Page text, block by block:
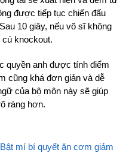
được tiếp tục chiến đấu
10 giây, nếu võ sĩ không
knockout.
quyền anh được tính điểm
cũng khá đơn giản và dễ
của bộ môn này sẽ giúp
ràng hơn.
mí bí quyết ăn cơm giảm